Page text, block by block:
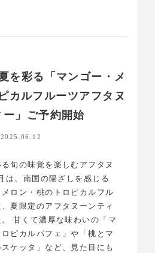
を彩る「マンゴー・メ
カルフルーツアフタヌ
ー」ご予約開始
2025.06.12
旬の味覚を楽しむアフタヌ
は、南国の陽ざしを感じる
ロン・桃のトロピカルフル
夏限定のアフタヌーンティ
甘くて濃厚な味わいの「マ
ピカルパフェ」や「桃とマ
ケッタ」など、見た目にも